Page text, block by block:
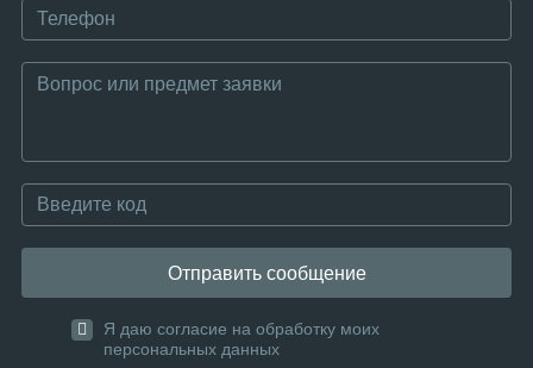
Отправить сообщение
Я даю согласие на обработку моих
персональных данных